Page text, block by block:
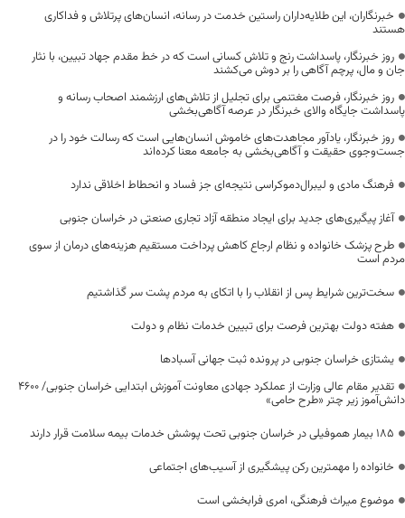
خبرنگاران، این طلایه‌داران راستین خدمت در رسانه، انسان‌های پرتلاش و فداکاری
هستند
روز خبرنگار، پاسداشت رنج و تلاش کسانی است که در خط مقدم جهاد تبیین، با نثار
جان و مال، پرچم آگاهی را بر دوش می‌کشند
روز خبرنگار، فرصت مغتنمی برای تجلیل از تلاش‌های ارزشمند اصحاب رسانه و
پاسداشت جایگاه والای خبرنگار در عرصه آگاهی‌بخشی
روز خبرنگار، یادآور مجاهدت‌های خاموش انسان‌هایی است که رسالت خود را در
جست‌وجوی حقیقت و آگاهی‌بخشی به جامعه معنا کرده‌اند
فرهنگ مادی و لیبرال‌دموکراسی نتیجه‌ای جز فساد و انحطاط اخلاقی ندارد
آغاز پیگیری‌های جدید برای ایجاد منطقه آزاد تجاری صنعتی در خراسان جنوبی
طرح پزشک خانواده و نظام ارجاع کاهش پرداخت مستقیم هزینه‌های درمان از سوی
مردم است
سخت‌ترین شرایط پس از انقلاب را با اتکای به مردم پشت سر گذاشتیم
هفته دولت بهترین فرصت برای تبیین خدمات نظام و دولت
یشتازی خراسان جنوبی در پرونده ثبت جهانی آسبادها
تقدیر مقام عالی وزارت از عملکرد جهادی معاونت آموزش ابتدایی خراسان جنوبی/ ۴۶۰۰
دانش‌آموز زیر چتر «طرح حامی»
۱۸۵ بیمار هموفیلی در خراسان جنوبی تحت پوشش خدمات بیمه سلامت قرار دارند
خانواده را مهمترین رکن پیشگیری از آسیب‌های اجتماعی
موضوع میراث فرهنگی، امری فرابخشی است